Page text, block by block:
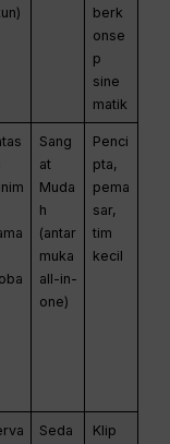
berk
onse
p
sine
matik
Sang
at
Muda
h
(antar
muka
all-in-
one)
Penci
pta,
pema
sar,
tim
kecil
Seda
Klip